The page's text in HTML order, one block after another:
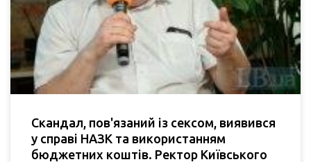
Скандал, пов'язаний із сексом, виявився
у справі НАЗК та використанням
бюджетних коштів. Ректор Київського